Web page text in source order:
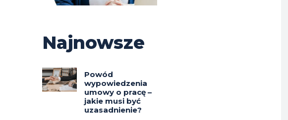
Najnowsze
Powód
wypowiedzenia
umowy o pracę –
jakie musi być
uzasadnienie?